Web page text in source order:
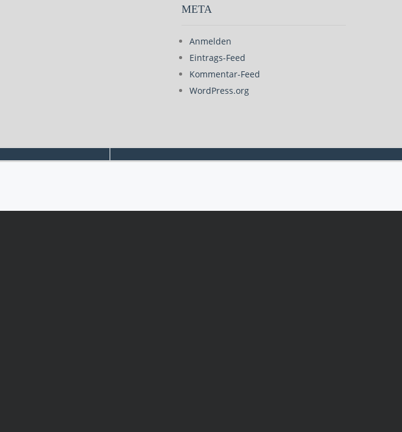
META
Anmelden
Eintrags-Feed
Kommentar-Feed
WordPress.org